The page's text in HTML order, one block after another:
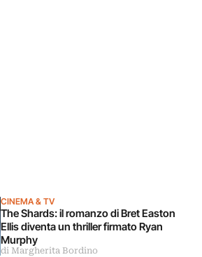
CINEMA & TV
The Shards: il romanzo di Bret Easton
Ellis diventa un thriller firmato Ryan
Murphy
di Margherita Bordino